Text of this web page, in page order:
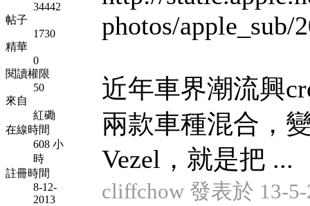
34442
帖子
1730
精華
0
閱讀權限
50
來自
紅磡
在線時間
608 小
時
註冊時間
8-12-
2013
photos/apple_sub/
近年車界潮流興
兩款車種混合，
Vezel，就是把 ...
cliffchow 發表於 13-